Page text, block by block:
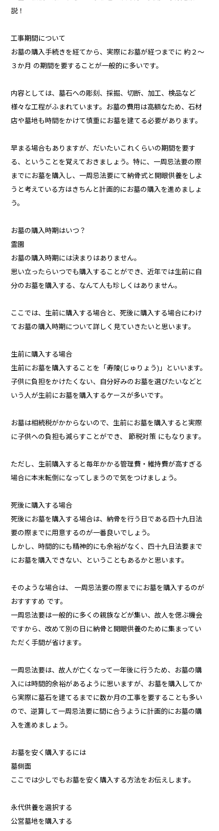
説！
工事期間について
お墓の購入手続きを経てから、実際にお墓が経つまでに 約２～
３か月 の期間を要することが一般的に多いです。
内容としては、墓石への彫刻、採掘、切断、加工、検品など
様々な工程がふまれています。お墓の費用は高額なため、石材
店や墓地も時間をかけて慎重にお墓を建てる必要があります。
早まる場合もありますが、だいたいこれくらいの期間を要す
る、ということを覚えておきましょう。特に、一周忌法要の際
までにお墓を購入し、一周忌法要にて納骨式と開眼供養をしよ
うと考えている方はきちんと計画的にお墓の購入を進めましょ
う。
お墓の購入時期はいつ？
霊園
お墓の購入時期には決まりはありません。
思い立ったらいつでも購入することができ、近年では生前に自
分のお墓を購入する、なんて人も珍しくはありません。
ここでは、生前に購入する場合と、死後に購入する場合にわけ
てお墓の購入時期について詳しく見ていきたいと思います。
生前に購入する場合
生前にお墓を購入することを「寿陵(じゅりょう)」といいます。
子供に負担をかけたくない、自分好みのお墓を選びたいなどと
いう人が生前にお墓を購入するケースが多いです。
お墓は相続税がかからないので、生前にお墓を購入すると実際
に子供への負担も減らすことができ、 節税対策 にもなります。
ただし、生前購入すると毎年かかる管理費・維持費が高すぎる
場合に本末転倒になってしまうので気をつけましょう。
死後に購入する場合
死後にお墓を購入する場合は、納骨を行う日である四十九日法
要の際までに用意するのが一番良いでしょう。
しかし、時間的にも精神的にも余裕がなく、四十九日法要まで
にお墓を購入できない、ということもあるかと思います。
そのような場合は、 一周忌法要の際までにお墓を購入するのが
おすすすめ です。
一周忌法要は一般的に多くの親族などが集い、故人を偲ぶ機会
ですから、改めて別の日に納骨と開眼供養のために集まってい
ただく手間が省けます。
一周忌法要は、故人が亡くなって一年後に行うため、お墓の購
入には時間的余裕があるように思いますが、お墓を購入してか
ら実際に墓石を建てるまでに数か月の工事を要することも多い
ので、逆算して一周忌法要に間に合うように計画的にお墓の購
入を進めましょう。
お墓を安く購入するには
墓側面
ここでは少しでもお墓を安く購入する方法をお伝えします。
永代供養を選択する
公営墓地を購入する